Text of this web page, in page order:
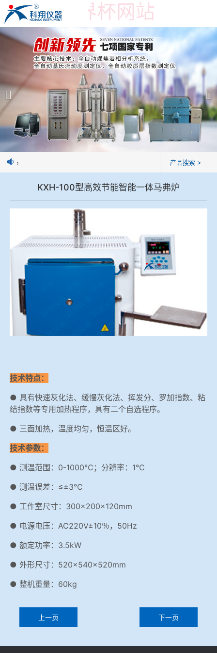
在线买世界杯网站
在线买世界杯网站
产品展示 ＞
焦炭高温性能检测系统
焦化行业检测及优化配煤设备
球团矿/烧结矿/块矿高温冶金性能检测系统
烧结/球团优化配矿研究设备
高炉配吹煤检测设备
冶金渣、保护渣等高温物性检测设备
矿石、焦炭物理检测及制样设备
工业分析、测硫仪等
公司简介
在线买世界杯网站
企业业绩
技术交流
标准下载
企业荣誉
在线买世界杯网站
球。 产品搜索 >
KXH-100型高效节能智能一体马弗炉
技术特点：
● 具有快速灰化法、缓慢灰化法、挥发分、罗加指数、粘
结指数等专用加热程序，具有二个自选程序。
● 三面加热，温度均匀，恒温区好。
技术参数：
● 测温范围：0-1000℃；分辨率：1℃
● 测温误差：≤±3℃
● 工作室尺寸：300×200×120mm
● 电源电压：AC220V±10％，50Hz
● 额定功率：3.5kW
● 外形尺寸：520×540×520mm
● 整机重量：60kg
上一页 下一页